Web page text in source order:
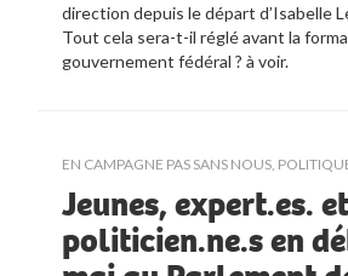
direction depuis le départ d’Isabelle
Tout cela sera-t-il réglé avant la
gouvernement fédéral ?à voir.
EN CAMPAGNE PAS SANS NOUS
Jeunes, expert.es.
politicien.ne.s en